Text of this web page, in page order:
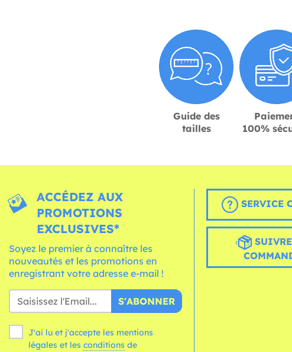
Guide des
tailles
100%
ACCÉDEZ AUX
PROMOTIONS
EXCLUSIVES*
Soyez le premier à connaître les
nouveautés et les promotions en
enregistrant votre adresse e-mail !
S'ABONNER
J'ai lu et j'accepte les mentions
légales et les conditions
SERVICE